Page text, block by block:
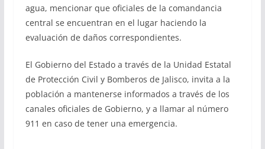
agua, mencionar que oficiales de la comandancia
central se encuentran en el lugar haciendo la
evaluación de daños correspondientes.
El Gobierno del Estado a través de la Unidad Estatal
de Protección Civil y Bomberos de Jalisco, invita a la
población a mantenerse informados a través de los
canales oficiales de Gobierno, y a llamar al número
911 en caso de tener una emergencia.